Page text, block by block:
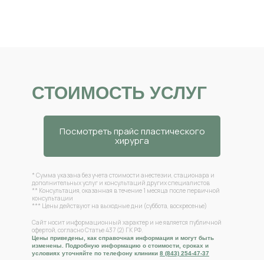
СТОИМОСТЬ УСЛУГ
Посмотреть прайс пластического
хирурга
* Сумма указана без учета стоимости анестезии, стационара и
дополнительных услуг и консультаций других специалистов
** Консультация, оказанная в течение 1 месяца после первичной
консультации
*** Цены действуют на выходные дни (суббота, воскресенье)
Сайт носит информационный характер и не является публичной
офертой, согласно Статье 437 (2) ГК РФ.
Цены приведены, как справочная информация и могут быть
изменены. Подробную информацию о стоимости, сроках и
условиях уточняйте по телефону клиники 8 (843) 254-47-37